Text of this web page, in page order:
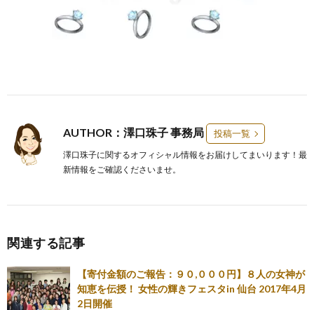
AUTHOR：澤口珠子 事務局 投稿一覧
澤口珠子に関するオフィシャル情報をお届けしてまいります！最
新情報をご確認くださいませ。
関連する記事
【寄付金額のご報告：９０,０００円】８人の女神が
知恵を伝授！ 女性の輝きフェスタin 仙台 2017年4月
2日開催